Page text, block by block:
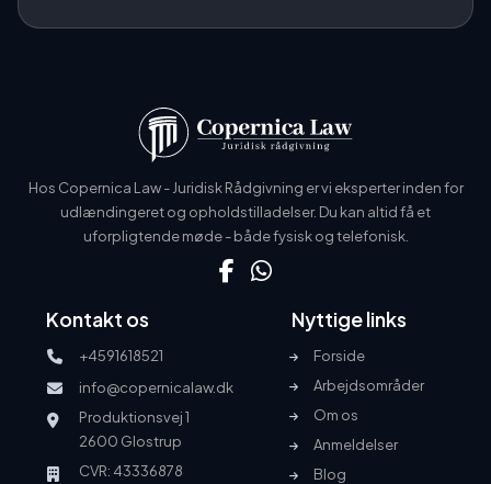
Hos Copernica Law - Juridisk Rådgivning er vi eksperter inden for
udlændingeret og opholdstilladelser. Du kan altid få et
uforpligtende møde - både fysisk og telefonisk.
Nyttige links
Forside
Arbejdsområder
Om os
Anmeldelser
Blog
Kontakt os
+4591618521
info@copernicalaw.dk
Produktionsvej 1
2600 Glostrup
CVR: 43336878